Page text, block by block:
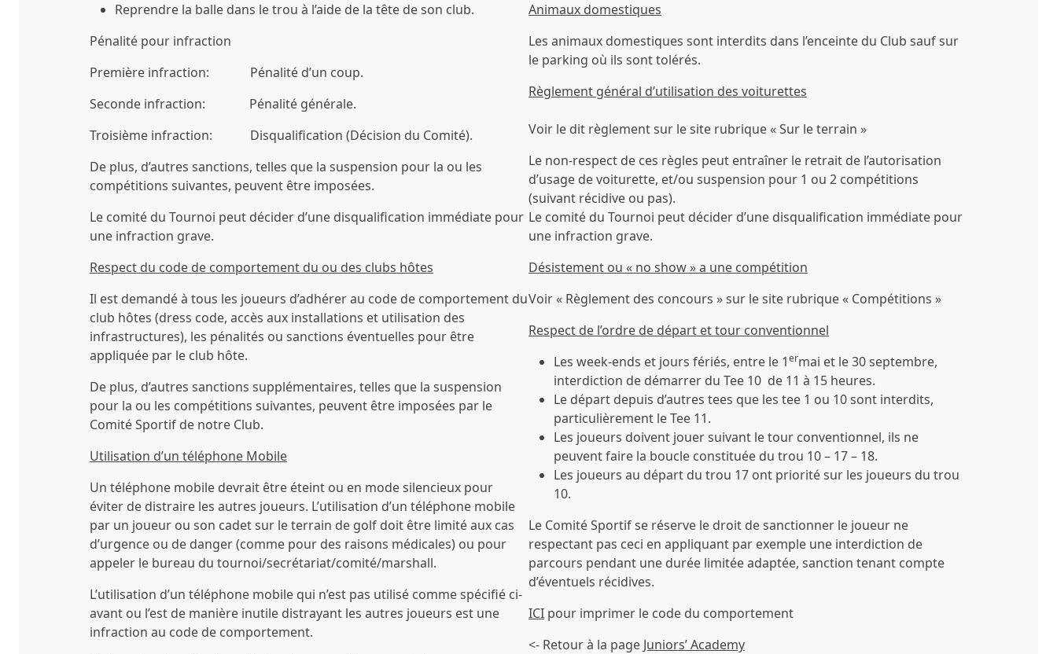
Reprendre la balle dans le trou à l’aide de la tête de son club.
Pénalité pour infraction
Première infraction: Pénalité d’un coup.
Seconde infraction: Pénalité générale.
Troisième infraction: Disqualification (Décision du Comité).
De plus, d’autres sanctions, telles que la suspension pour la ou les
compétitions suivantes, peuvent être imposées.
Le comité du Tournoi peut décider d’une disqualification immédiate pour
une infraction grave.
Respect du code de comportement du ou des clubs hôtes
Il est demandé à tous les joueurs d’adhérer au code de comportement du
club hôtes (dress code, accès aux installations et utilisation des
infrastructures), les pénalités ou sanctions éventuelles pour être
appliquée par le club hôte.
De plus, d’autres sanctions supplémentaires, telles que la suspension
pour la ou les compétitions suivantes, peuvent être imposées par le
Comité Sportif de notre Club.
Utilisation d’un téléphone Mobile
Un téléphone mobile devrait être éteint ou en mode silencieux pour
éviter de distraire les autres joueurs. L’utilisation d’un téléphone mobile
par un joueur ou son cadet sur le terrain de golf doit être limité aux cas
d’urgence ou de danger (comme pour des raisons médicales) ou pour
appeler le bureau du tournoi/secrétariat/comité/marshall.
L’utilisation d’un téléphone mobile qui n’est pas utilisé comme spécifié ci-
avant ou l’est de manière inutile distrayant les autres joueurs est une
infraction au code de comportement.
Animaux domestiques
Les animaux domestiques sont interdits dans l’enceinte du Club sauf sur
le parking où ils sont tolérés.
Règlement général d’utilisation des voiturettes
Voir le dit règlement sur le site rubrique « Sur le terrain »
Le non-respect de ces règles peut entraîner le retrait de l’autorisation
d’usage de voiturette, et/ou suspension pour 1 ou 2 compétitions
(suivant récidive ou pas).
Le comité du Tournoi peut décider d’une disqualification immédiate pour
une infraction grave.
Désistement ou « no show » a une compétition
Voir « Règlement des concours » sur le site rubrique « Compétitions »
Respect de l’ordre de départ et tour conventionnel
Les week-ends et jours fériés, entre le 1ermai et le 30 septembre,
interdiction de démarrer du Tee 10 de 11 à 15 heures.
Le départ depuis d’autres tees que les tee 1 ou 10 sont interdits,
particulièrement le Tee 11.
Les joueurs doivent jouer suivant le tour conventionnel, ils ne
peuvent faire la boucle constituée du trou 10 – 17 – 18.
Les joueurs au départ du trou 17 ont priorité sur les joueurs du trou
10.
Le Comité Sportif se réserve le droit de sanctionner le joueur ne
respectant pas ceci en appliquant par exemple une interdiction de
parcours pendant une durée limitée adaptée, sanction tenant compte
d’éventuels récidives.
ICI pour imprimer le code du comportement
<- Retour à la page Juniors’ Academy